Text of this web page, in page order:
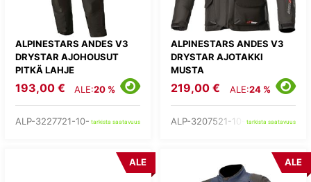
ALPINESTARS ANDES V3
DRYSTAR AJOHOUSUT
PITKÄ LAHJE
193,00 € ALE:20 %
ALP-3227721-10- tarkista saatavuus
ALPINESTARS ANDES V3
DRYSTAR AJOTAKKI
MUSTA
219,00 € ALE:24 %
ALP-3207521-10- tarkista saatavuus
ALE ALE